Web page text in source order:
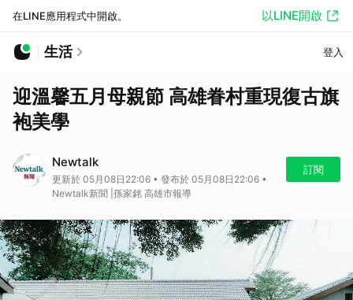
在LINE應用程式中開啟。 以LINE開啟
生活 登入
迎溫馨五月母親節 高雄眷村重現復古旗
袍美學
Newtalk
更新於 05月08日22:06 • 發布於 05月08日22:06 •
Newtalk新聞 |孫家銘 高雄市報導
訂閱